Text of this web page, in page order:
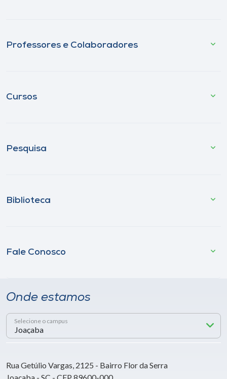
Professores e Colaboradores
Cursos
Pesquisa
Biblioteca
Fale Conosco
Onde estamos
Selecione o campus
Rua Getúlio Vargas, 2125 - Bairro Flor da Serra